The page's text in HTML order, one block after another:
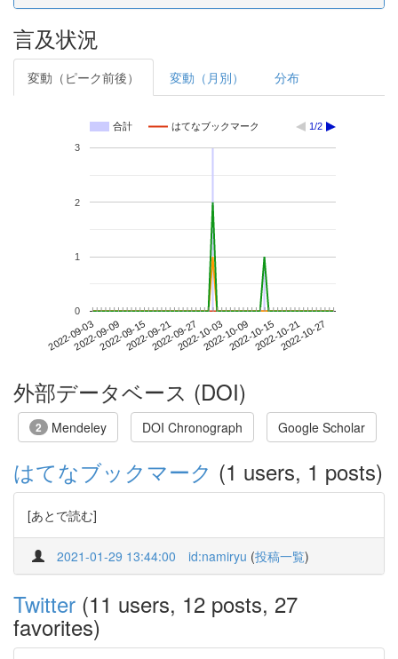
言及状況
変動（ピーク前後） 変動（月別） 分布
合計 はてなブックマーク 1/2
2022-09-032022-09-092022-09-152022-09-212022-09-272022-10-032022-10-092022-10-152022-10-212022-10-27
0
1
2
3
外部データベース (DOI)
2 Mendeley DOI Chronograph Google Scholar
はてなブックマーク (1 users, 1 posts)
[あとで読む]
2021-01-29 13:44:00 id:namiryu (投稿一覧)
Twitter (11 users, 12 posts, 27
favorites)